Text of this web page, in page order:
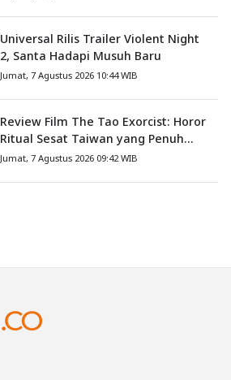
Universal Rilis Trailer Violent Night
2, Santa Hadapi Musuh Baru
Jumat, 7 Agustus 2026 10:44 WIB
Review Film The Tao Exorcist: Horor
Ritual Sesat Taiwan yang Penuh
Misteri dan Teror Psikologis
Jumat, 7 Agustus 2026 09:42 WIB